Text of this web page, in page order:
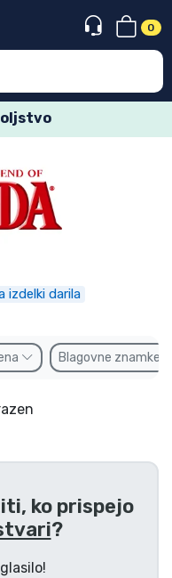
0
izdelki darila
Blagovne znamke
ko prispejo
?